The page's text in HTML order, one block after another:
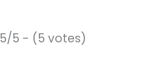
5/5 - (5 votes)